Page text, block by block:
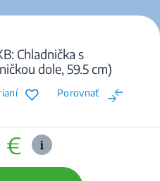
Chladnička s
dole, 59.5 cm)
Porovnať
€